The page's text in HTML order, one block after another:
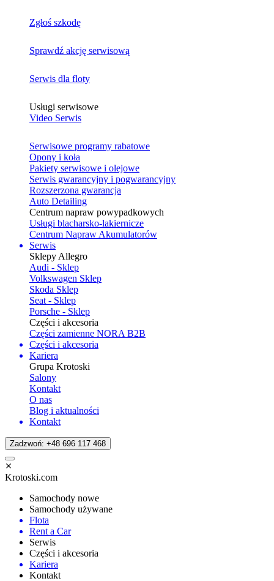
Zgłoś szkodę
Sprawdź akcję serwisową
Serwis dla floty
Usługi serwisowe
Video Serwis
Serwisowe programy rabatowe
Opony i koła
Pakiety serwisowe i olejowe
Serwis gwarancyjny i pogwarancyjny
Rozszerzona gwarancja
Auto Detailing
Centrum napraw powypadkowych
Usługi blacharsko-lakiernicze
Centrum Napraw Akumulatorów
Serwis
Sklepy Allegro
Audi - Sklep
Volkswagen Sklep
Skoda Sklep
Seat - Sklep
Porsche - Sklep
Części i akcesoria
Części zamienne NORA B2B
Części i akcesoria
Kariera
Grupa Krotoski
Salony
Kontakt
O nas
Blog i aktualności
Kontakt
Zadzwoń: +48 696 117 468
Krotoski.com
Samochody nowe
Samochody używane
Flota
Rent a Car
Serwis
Części i akcesoria
Kariera
Kontakt